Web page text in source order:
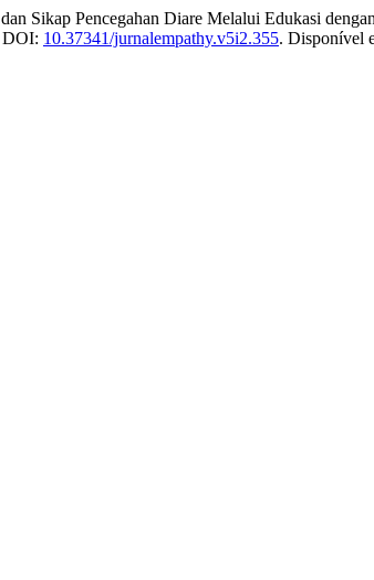
Sikap Pencegahan Diare Melalui Edukasi
DOI: 10.37341/jurnalempathy.v5i2.355. Disponível